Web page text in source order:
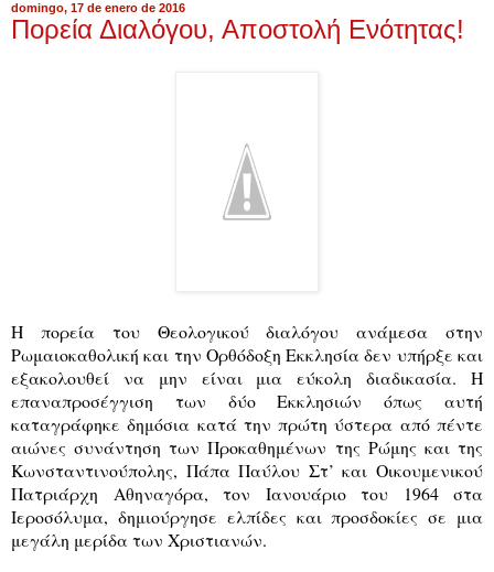
domingo, 17 de enero de 2016
Πορεία Διαλόγου, Αποστολή Ενότητας!
Η πορεία του Θεολογικού διαλόγου ανάμεσα στην
Ρωμαιοκαθολική και την Ορθόδοξη Εκκλησία δεν υπήρξε και
εξακολουθεί να μην είναι μια εύκολη διαδικασία. Η
επαναπροσέγγιση των δύο Εκκλησιών όπως αυτή
καταγράφηκε δημόσια κατά την πρώτη ύστερα από πέντε
αιώνες συνάντηση των Προκαθημένων της Ρώμης και της
Κωνσταντινούπολης, Πάπα Παύλου Στ’ και Οικουμενικού
Πατριάρχη Αθηναγόρα, τον Ιανουάριο του 1964 στα
Ιεροσόλυμα, δημιούργησε ελπίδες και προσδοκίες σε μια
μεγάλη μερίδα των Χριστιανών.